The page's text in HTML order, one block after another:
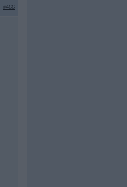
#466